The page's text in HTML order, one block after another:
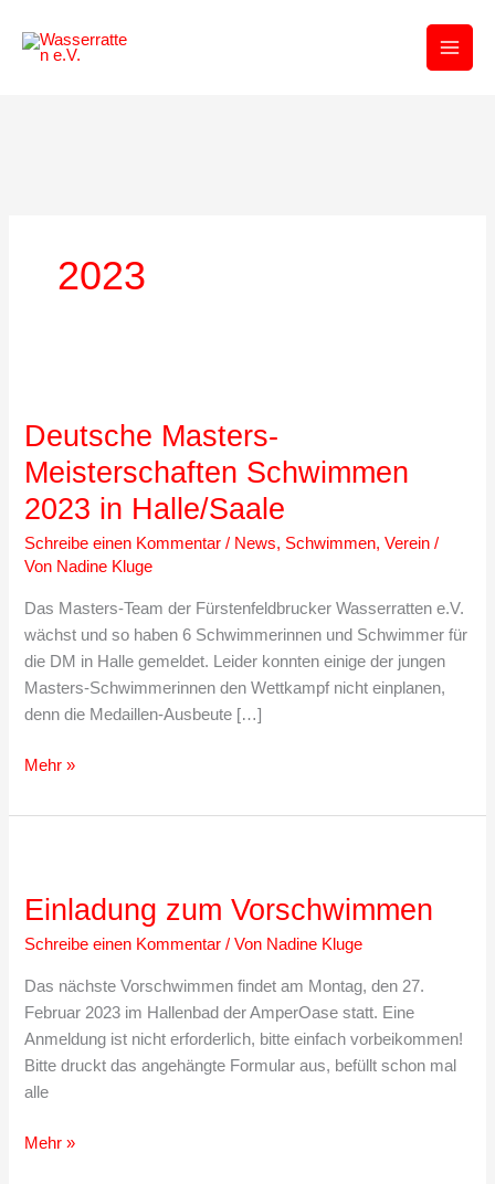
Inhalt
springen
2023
Deutsche Masters-
Meisterschaften Schwimmen
2023 in Halle/Saale
Schreibe einen Kommentar / News, Schwimmen,Verein /
Von Nadine Kluge
Das Masters-Team der Fürstenfeldbrucker Wasserratten e.V.
wächst und so haben 6 Schwimmerinnen und Schwimmer für
die DM in Halle gemeldet. Leider konnten einige der jungen
Masters-Schwimmerinnen den Wettkampf nicht einplanen,
denn die Medaillen-Ausbeute […]
Deutsche
Meisterschaften
in
Halle/Saale
Mehr »
Einladung zum Vorschwimmen
Schreibe einen Kommentar / Von Nadine Kluge
Das nächste Vorschwimmen findet am Montag, den 27.
Februar 2023 im Hallenbad der AmperOase statt. Eine
Anmeldung ist nicht erforderlich, bitte einfach vorbeikommen!
Bitte druckt das angehängte Formular aus, befüllt schon mal
alle
Einladung
Mehr »